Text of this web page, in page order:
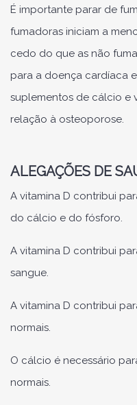
É importante parar de
fumadoras iniciam a
cedo do que as não
para a doença cardíaca
suplementos de cálcio e
relação à osteoporose.
ALEGAÇÕES DE
A vitamina D contribui
do cálcio e do fósforo.
A vitamina D contribui
sangue.
A vitamina D contribui
normais.
O cálcio é necessário
normais.